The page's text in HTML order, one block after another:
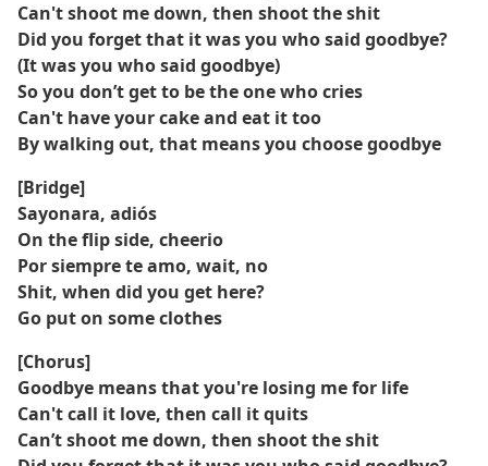
Can't shoot me down, then shoot the shit
Did you forget that it was you who said goodbye?
(It was you who said goodbye)
So you don’t get to be the one who cries
Can't have your cake and eat it too
By walking out, that means you choose goodbye
[Bridge]
Sayonara, adiós
On the flip side, cheerio
Por siempre te amo, wait, no
Shit, when did you get here?
Go put on some clothes
[Chorus]
Goodbye means that you're losing me for life
Can't call it love, then call it quits
Can’t shoot me down, then shoot the shit